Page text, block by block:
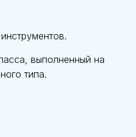
выполненный на
типа.